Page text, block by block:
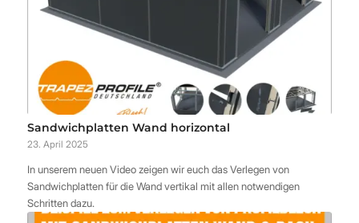
Sandwichplatten Wand horizontal
23. April 2025
In unserem neuen Video zeigen wir euch das Verlegen von
Sandwichplatten für die Wand vertikal mit allen notwendigen
Schritten dazu.